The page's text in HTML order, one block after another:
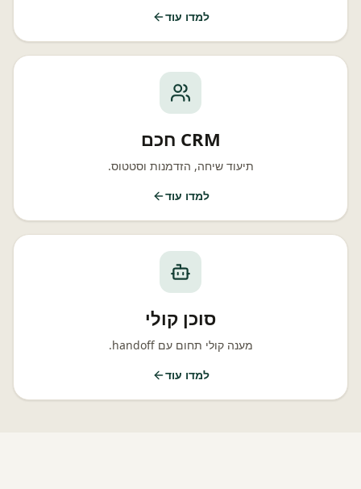
למדו עוד
CRM חכם
תיעוד שיחה, הזדמנות וסטטוס.
למדו עוד
סוכן קולי
מענה קולי תחום עם handoff.
למדו עוד